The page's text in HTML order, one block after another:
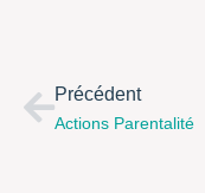
Précédent
Actions Parentalité